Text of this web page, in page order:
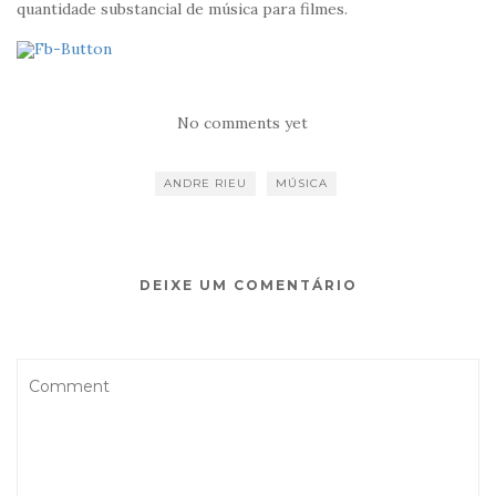
quantidade substancial de música para filmes.
No comments yet
ANDRE RIEU MÚSICA
DEIXE UM COMENTÁRIO